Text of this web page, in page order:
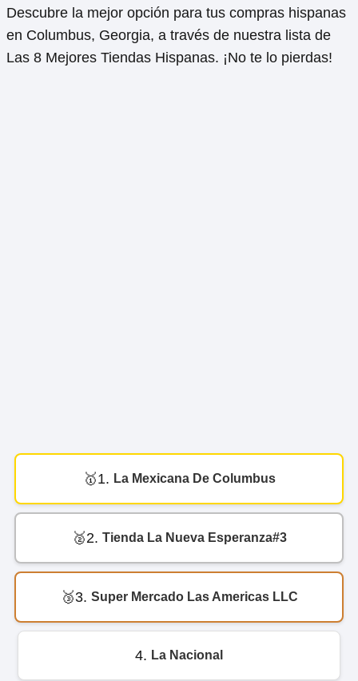
Descubre la mejor opción para tus compras hispanas
en Columbus, Georgia, a través de nuestra lista de
Las 8 Mejores Tiendas Hispanas. ¡No te lo pierdas!
1. La Mexicana De Columbus
2. Tienda La Nueva Esperanza#3
3. Super Mercado Las Americas LLC
4. La Nacional